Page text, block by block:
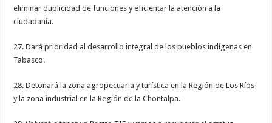
eliminar duplicidad de funciones y eficientar la atención a la
ciudadanía.
27. Dará prioridad al desarrollo integral de los pueblos indígenas en
Tabasco.
28. Detonará la zona agropecuaria y turística en la Región de Los Ríos
y la zona industrial en la Región de la Chontalpa.